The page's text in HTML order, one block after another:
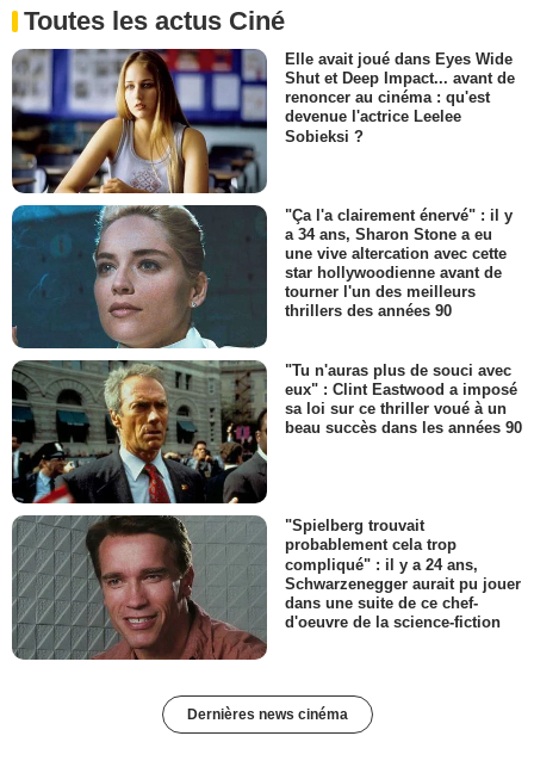
Toutes les actus Ciné
Elle avait joué dans Eyes Wide
Shut et Deep Impact... avant de
renoncer au cinéma : qu'est
devenue l'actrice Leelee
Sobieksi ?
"Ça l'a clairement énervé" : il y
a 34 ans, Sharon Stone a eu
une vive altercation avec cette
star hollywoodienne avant de
tourner l'un des meilleurs
thrillers des années 90
"Tu n'auras plus de souci avec
eux" : Clint Eastwood a imposé
sa loi sur ce thriller voué à un
beau succès dans les années 90
"Spielberg trouvait
probablement cela trop
compliqué" : il y a 24 ans,
Schwarzenegger aurait pu jouer
dans une suite de ce chef-
d'oeuvre de la science-fiction
Dernières news cinéma